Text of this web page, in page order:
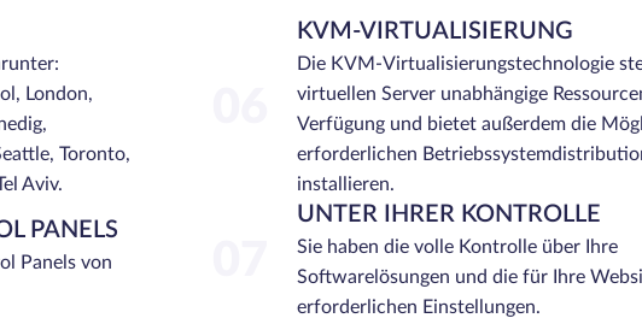
London,
Toronto,
Aviv.
KVM-VIRTUALISIERUNG
Die KVM-Virtualisierungstechnologie
virtuellen Server unabhängige
Verfügung und bietet außerdem die
erforderlichen
installieren.
PANELS
Panels von
UNTER IHRER KONTROLLE
Sie haben die volle Kontrolle über Ihre
Softwarelösungen und die für Ihre
erforderlichen Einstellungen.